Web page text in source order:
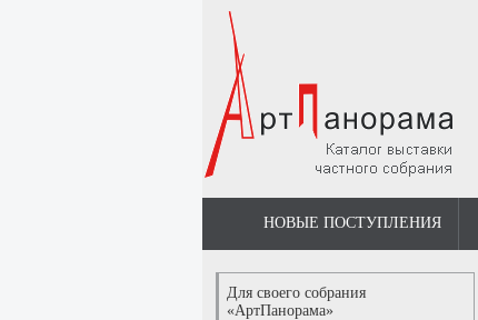
НОВЫЕ ПОСТУПЛЕНИЯ
Для своего собрания
«АртПанорама»